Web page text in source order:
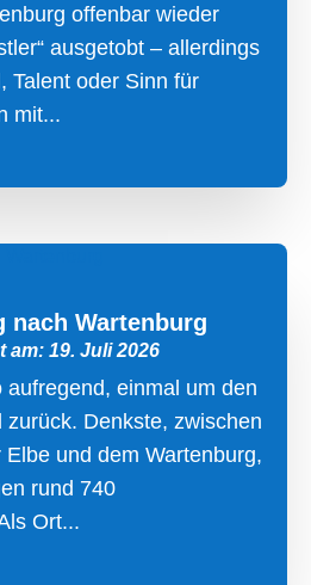
offenbar wieder
ausgetobt – allerdings
Talent oder Sinn für
mit...
nach Wartenburg
19. Juli 2026
aufregend, einmal um den
Denkste, zwischen
und dem Wartenburg,
rund 740
Ort...